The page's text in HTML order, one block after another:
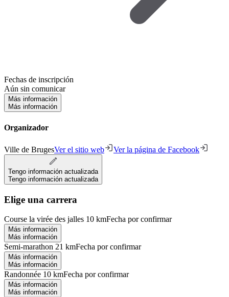
Fechas de inscripción
Aún sin comunicar
Más información
Más información
Organizador
Ville de BrugesVer el sitio web Ver la página de Facebook
Tengo información actualizada
Tengo información actualizada
Elige una carrera
Course la virée des jalles 10 kmFecha por confirmar
Más información
Más información
Semi-marathon 21 kmFecha por confirmar
Más información
Más información
Randonnée 10 kmFecha por confirmar
Más información
Más información